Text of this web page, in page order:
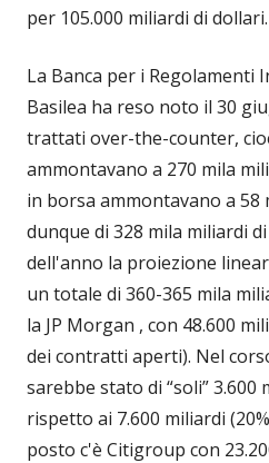
per 105.000 miliardi di dollari.
La Banca per i Regolamenti
Basilea ha reso noto il 30
trattati over-the-counter,
ammontavano a 270 mila
in borsa ammontavano a 58
dunque di 328 mila miliardi
dell'anno la proiezione
un totale di 360-365 mila
la JP Morgan , con 48.600
dei contratti aperti). Nel
sarebbe stato di “soli” 3.600
rispetto ai 7.600 miliardi
posto c'è Citigroup con